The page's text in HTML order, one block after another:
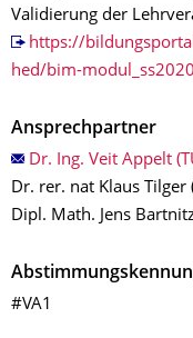
Validierung der
https://
hed/bim-modul_ss2020
Ansprechpartner
Dr. Ing. Veit Appelt
Dr. rer. nat Klaus Tilger
Dipl. Math. Jens
#VA1